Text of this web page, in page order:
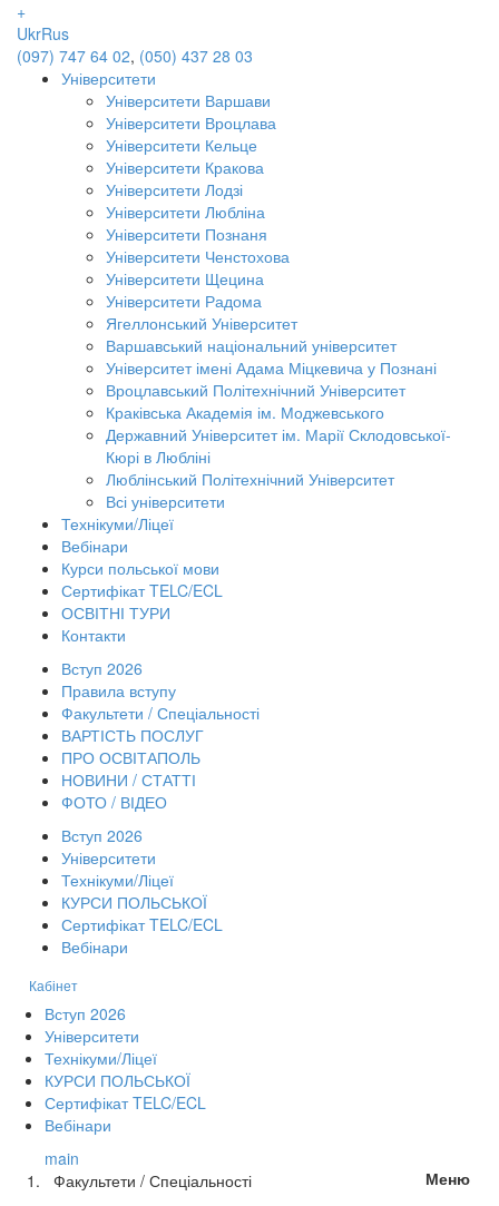
+
UkrRus
(097) 747 64 02, (050) 437 28 03
Університети
Університети Варшави
Університети Вроцлава
Університети Кельце
Університети Кракова
Університети Лодзі
Університети Любліна
Університети Познаня
Університети Ченстохова
Університети Щецина
Університети Радома
Ягеллонський Університет
Варшавський національний університет
Університет імені Адама Міцкевича у Познані
Вроцлавський Політехнічний Університет
Краківська Академія ім. Моджевського
Державний Університет ім. Марії Склодовської-
Кюрі в Любліні
Люблінський Політехнічний Університет
Всі університети
Технікуми/Ліцеї
Вебінари
Курси польської мови
Сертифікат TELC/ECL
ОСВІТНІ ТУРИ
Контакти
Вступ 2026
Правила вступу
Факультети / Спеціальності
ВАРТІСТЬ ПОСЛУГ
ПРО ОСВІТАПОЛЬ
НОВИНИ / СТАТТІ
ФОТО / ВІДЕО
Вступ 2026
Університети
Технікуми/Ліцеї
КУРСИ ПОЛЬСЬКОЇ
Сертифікат TELC/ECL
Вебінари
Кабінет
Вступ 2026
Університети
Технікуми/Ліцеї
КУРСИ ПОЛЬСЬКОЇ
Сертифікат TELC/ECL
Вебінари
Меню
main
Факультети / Спеціальності